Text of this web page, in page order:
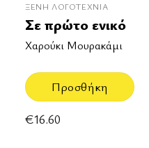
ΞΈΝΗ ΛΟΓΟΤΕΧΝΊΑ
Σε πρώτο ενικό
Χαρούκι Μουρακάμι
Προσθήκη
€16.60